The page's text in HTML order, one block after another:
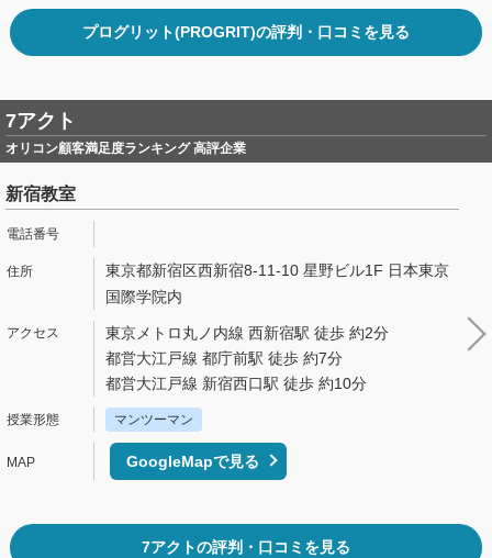
プログリット(PROGRIT)の評判・口コミを見る
7アクト
オリコン顧客満足度ランキング 高評企業
新宿教室
東京都新宿区西新宿8-11-10 星野ビル1F 日本東京
国際学院内
東京メトロ丸ノ内線 西新宿駅 徒歩 約2分
都営大江戸線 都庁前駅 徒歩 約7分
都営大江戸線 新宿西口駅 徒歩 約10分
マンツーマン
GoogleMapで見る
7アクトの評判・口コミを見る